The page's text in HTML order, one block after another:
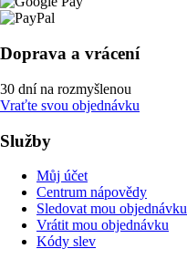
Doprava a vrácení
30 dní na rozmyšlenou
Vraťte svou objednávku
Služby
Můj účet
Centrum nápovědy
Sledovat mou objednávku
Vrátit mou objednávku
Kódy slev